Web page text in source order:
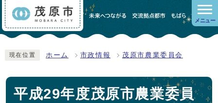
メニュー
現在位置 ホーム 市政情報 茂原市農業委員会
平成29年度茂原市農業委員